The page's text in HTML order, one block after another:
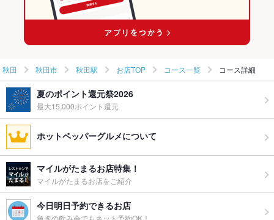
秋田 秋田市 秋田駅 お店TOP コース一覧 コース詳細
夏のポイント還元祭2026
最大15,000ポイント還元
ホットペッパーグルメについて
マイルがたまるお店特集！
マイルがたまるお店をご紹介
今日明日予約できるお店
急ぎの飲み会でもネット予約OK！